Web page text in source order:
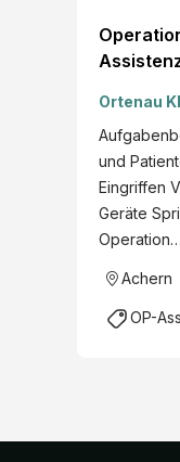
Teilzeit
Ortenau
und
Eingriffen
Geräte
Operation…
Achern
OP-